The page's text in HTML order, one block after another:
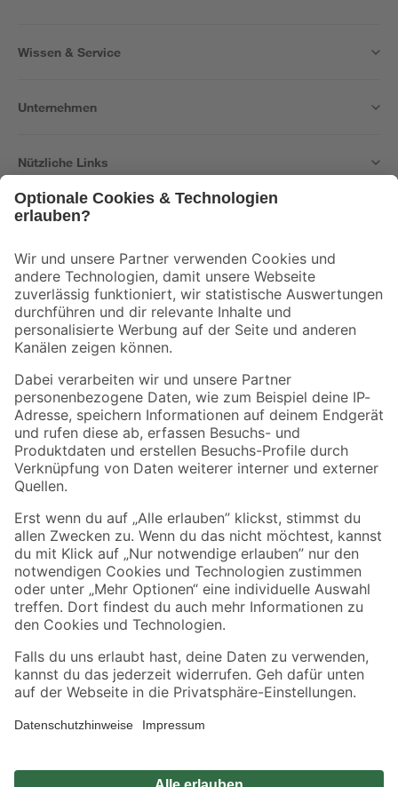
Wissen & Service
Unternehmen
Nützliche Links
Der toom Newsletter: Keine Angebote und Aktionen mehr verpassen!
Zur Newsletter Anmeldung
Folge uns
Zahlungsarten Versandarten
Sicher einkaufen
Jetzt die toom-App herunterladen
Alle Preisangaben in EUR inkl. gesetzl. MwSt.. Die dargestellten Angebote sind unter
Umständen nicht in allen Märkten verfügbar. Die angegebenen Verfügbarkeiten beziehen
Produkte nur solange der Vorrat reicht.
*Paketversand ab 59 € versandkostenfrei, gilt nicht für Artikel mit Speditionsversand, hier
Privatsphäre Impressum